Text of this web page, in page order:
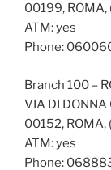
00199, ROMA,
ATM: yes
Phone:
Branch 100 –
VIA DI
00152, ROMA,
ATM: yes
Phone: